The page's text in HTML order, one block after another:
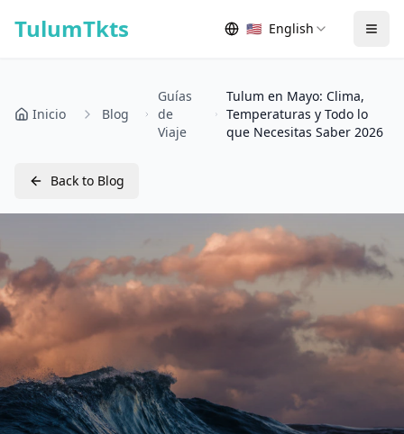
TulumTkts 🇺🇸 English
Inicio Blog
Guías
de
Viaje
Tulum en Mayo: Clima,
Temperaturas y Todo lo
que Necesitas Saber 2026
Back to Blog